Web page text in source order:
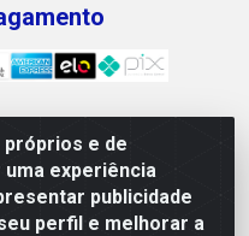
e de
experiência
publicidade
perfil e melhorar a
55 (412 Norte), Alameda
TO - CEP 77.006-540 -
0001-02